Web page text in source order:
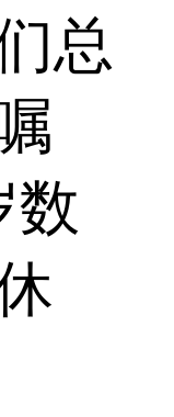
总
数